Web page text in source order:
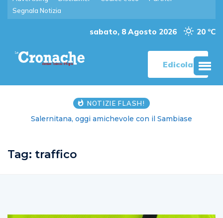
Segnala Notizia
sabato, 8 Agosto 2026 20 °C
Edicola
NOTIZIE FLASH!
Salernitana, oggi amichevole con il Sambiase
Tag: traffico